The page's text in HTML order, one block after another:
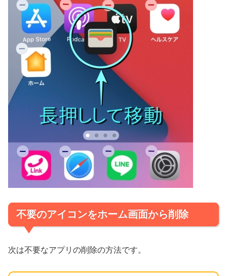
不要のアイコンをホーム画面から削除
次は不要なアプリの削除の方法です。